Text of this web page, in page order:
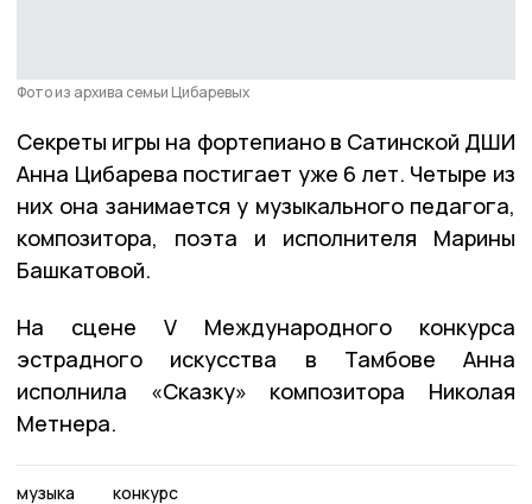
Фото из архива семьи Цибаревых
Секреты игры на фортепиано в Сатинской ДШИ
Анна Цибарева постигает уже 6 лет. Четыре из
них она занимается у музыкального педагога,
композитора, поэта и исполнителя Марины
Башкатовой.
На сцене V Международного конкурса
эстрадного искусства в Тамбове Анна
исполнила «Сказку» композитора Николая
Метнера.
музыка конкурс